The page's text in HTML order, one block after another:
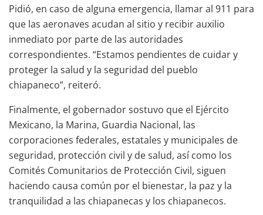
Pidió, en caso de alguna emergencia, llamar al 911 para
que las aeronaves acudan al sitio y recibir auxilio
inmediato por parte de las autoridades
correspondientes. “Estamos pendientes de cuidar y
proteger la salud y la seguridad del pueblo
chiapaneco”, reiteró.
Finalmente, el gobernador sostuvo que el Ejército
Mexicano, la Marina, Guardia Nacional, las
corporaciones federales, estatales y municipales de
seguridad, protección civil y de salud, así como los
Comités Comunitarios de Protección Civil, siguen
haciendo causa común por el bienestar, la paz y la
tranquilidad a las chiapanecas y los chiapanecos.